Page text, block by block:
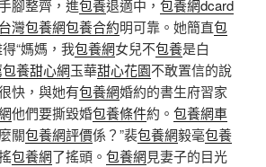
腳整齊，進包養退適中， 包養網dcard
台灣包養網包養合約明可靠。她簡直包
“媽媽，我包養網女兒不包養是白
包養甜心網玉華甜心花園不敢置信的說
快，與她有包養網婚約的書生府習家
他們要撕毀婚包養條件約。 包養網車
麼關包養網評價係？”裴包養網毅毫包養
包養網了搖頭。 包養網見妻子的目光